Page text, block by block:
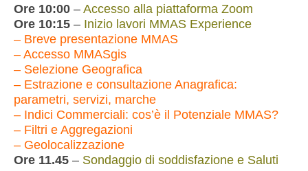
Ore 10:00 – Accesso alla piattaforma Zoom
Ore 10:15 – Inizio lavori MMAS Experience
– Breve presentazione MMAS
– Accesso MMASgis
– Selezione Geografica
– Estrazione e consultazione Anagrafica:
parametri, servizi, marche
– Indici Commerciali: cos’è il Potenziale MMAS?
– Filtri e Aggregazioni
– Geolocalizzazione
Ore 11.45 – Sondaggio di soddisfazione e Saluti